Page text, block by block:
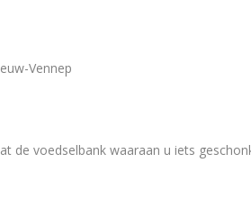
Vennep
de voedselbank waaraan u iets